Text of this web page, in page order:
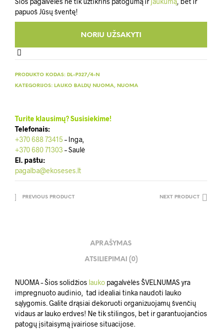
papuoš Jūsų šventę!
PRODUKTO KODAS: DL-P327/4-N
KATEGORIJOS: LAUKO BALDŲ NUOMA, NUOMA
Turite klausimų? Susisiekime!
Telefonais:
+370 688 73415– Inga,
+370 680 71303 – Saulė
El. paštu:
pagalba@ekoseses.lt
PREVIOUS PRODUCT NEXT PRODUCT
APRAŠYMAS
ATSILIEPIMAI (0)
NUOMA – Šios solidžios lauko pagalvėlės ŠVELNUMAS yra
impregnuoto audinio, tad idealiai tinka naudoti lauko
sąlygomis. Galite drąsiai dekoruoti organizuojamų švenčių
vidaus ar lauko erdves! Ne tik stilingos, bet ir garantuojančios
patogų įsitaisymą įvairiose situacijose.